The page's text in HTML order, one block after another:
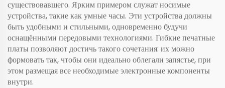
существовавшего. Ярким примером служат носимые
устройства, такие как умные часы. Эти устройства должны
быть удобными и стильными, одновременно будучи
оснащёнными передовыми технологиями. Гибкие печатные
платы позволяют достичь такого сочетания: их можно
формовать так, чтобы они идеально облегали запястье, при
этом размещая все необходимые электронные компоненты
внутри.